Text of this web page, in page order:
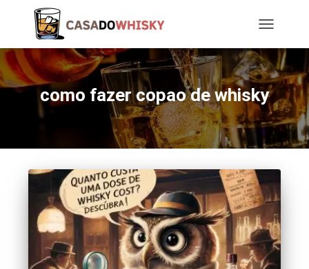
como fazer copao de whisky